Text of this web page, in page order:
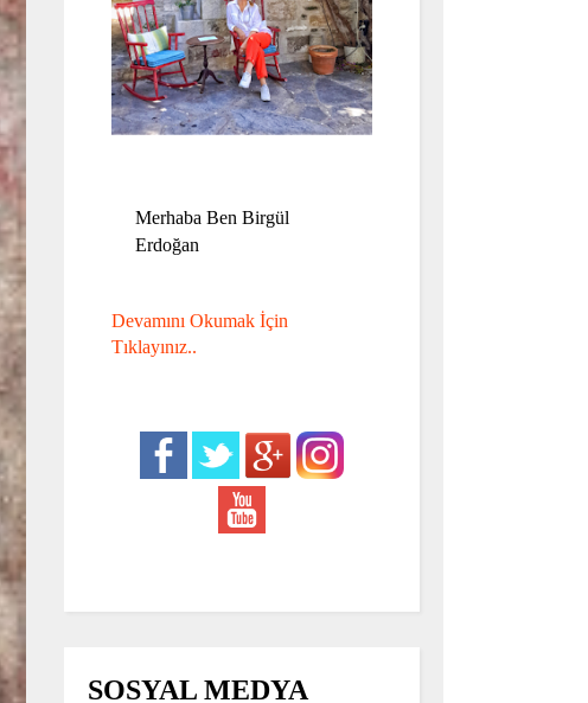
Merhaba Ben Birgül
Erdoğan
Devamını Okumak İçin
Tıklayınız..
SOSYAL MEDYA